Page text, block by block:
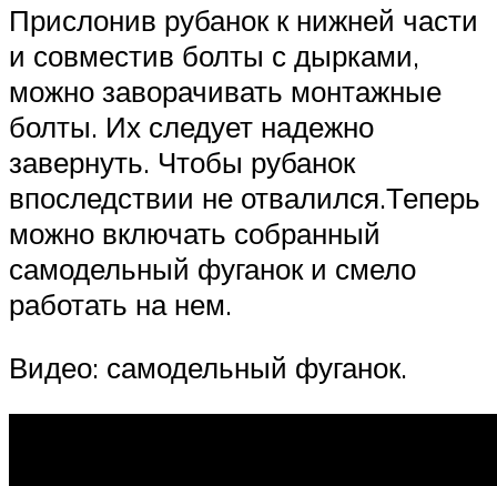
Прислонив рубанок к нижней части
и совместив болты с дырками,
можно заворачивать монтажные
болты. Их следует надежно
завернуть. Чтобы рубанок
впоследствии не отвалился.Теперь
можно включать собранный
самодельный фуганок и смело
работать на нем.
Видео: самодельный фуганок.